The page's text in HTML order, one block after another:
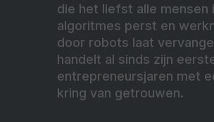
die het liefst alle mensen
algoritmes perst en
door robots laat
handelt al sinds zijn
entrepreneursjaren met
kring van getrouwen.